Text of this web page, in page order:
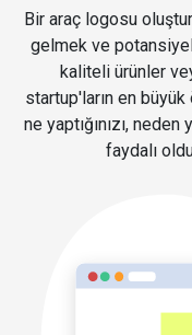
Bir araç logosu
gelmek ve
kaliteli ürünler
startup'ların en
ne yaptığınızı, neden
faydalı